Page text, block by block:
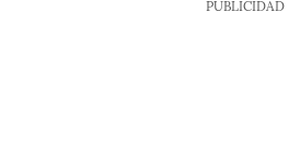
PUBLICIDAD